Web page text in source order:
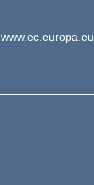
www.ec.europa.eu